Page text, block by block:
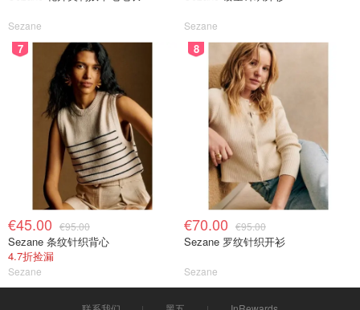
Sezane Sezane
7
€45.00 €95.00
Sezane 条纹针织背心
4.7折捡漏
Sezane
8
€70.00 €95.00
Sezane 罗纹针织开衫
Sezane